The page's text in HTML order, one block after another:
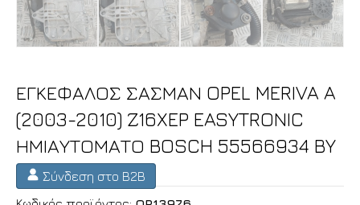
ΕΓΚΕΦΑΛΟΣ ΣΑΣΜΑΝ OPEL MERIVA A
(2003-2010) Z16XEP EASYTRONIC
ΗΜΙΑΥΤΟΜΑΤΟ BOSCH 55566934 BY
Σύνδεση στο B2B